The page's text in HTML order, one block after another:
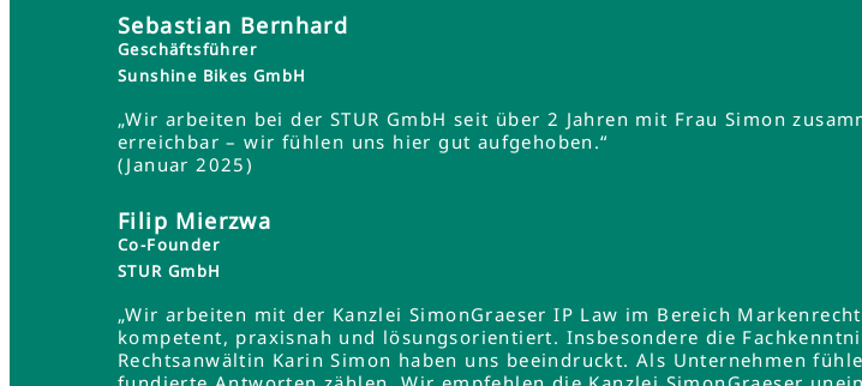
Sebastian Bernhard
Geschäftsführer
Sunshine Bikes GmbH
„Wir arbeiten bei der STUR GmbH seit über 2 Jahren mit Frau Simon
erreichbar – wir fühlen uns hier gut aufgehoben.“
(Januar 2025)
Filip Mierzwa
Co-Founder
STUR GmbH
„Wir arbeiten mit der Kanzlei SimonGraeser IP Law im Bereich
kompetent, praxisnah und lösungsorientiert. Insbesondere die
Rechtsanwältin Karin Simon haben uns beeindruckt. Als Unternehmen